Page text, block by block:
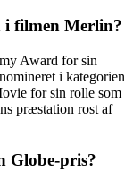
i filmen Merlin?
Award for sin
i kategorien
for sin rolle som
præstation rost af
Globe-pris?